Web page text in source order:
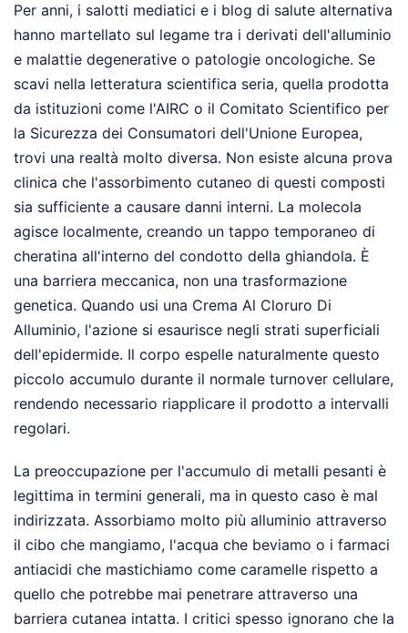
Per anni, i salotti mediatici e i blog di salute alternativa
hanno martellato sul legame tra i derivati dell'alluminio
e malattie degenerative o patologie oncologiche. Se
scavi nella letteratura scientifica seria, quella prodotta
da istituzioni come l'AIRC o il Comitato Scientifico per
la Sicurezza dei Consumatori dell'Unione Europea,
trovi una realtà molto diversa. Non esiste alcuna prova
clinica che l'assorbimento cutaneo di questi composti
sia sufficiente a causare danni interni. La molecola
agisce localmente, creando un tappo temporaneo di
cheratina all'interno del condotto della ghiandola. È
una barriera meccanica, non una trasformazione
genetica. Quando usi una Crema Al Cloruro Di
Alluminio, l'azione si esaurisce negli strati superficiali
dell'epidermide. Il corpo espelle naturalmente questo
piccolo accumulo durante il normale turnover cellulare,
rendendo necessario riapplicare il prodotto a intervalli
regolari.
La preoccupazione per l'accumulo di metalli pesanti è
legittima in termini generali, ma in questo caso è mal
indirizzata. Assorbiamo molto più alluminio attraverso
il cibo che mangiamo, l'acqua che beviamo o i farmaci
antiacidi che mastichiamo come caramelle rispetto a
quello che potrebbe mai penetrare attraverso una
barriera cutanea intatta. I critici spesso ignorano che la